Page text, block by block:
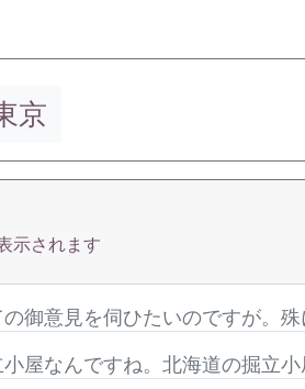
京
示されます
御意見を伺ひたいのですが。
屋なんですね。北海道の掘立